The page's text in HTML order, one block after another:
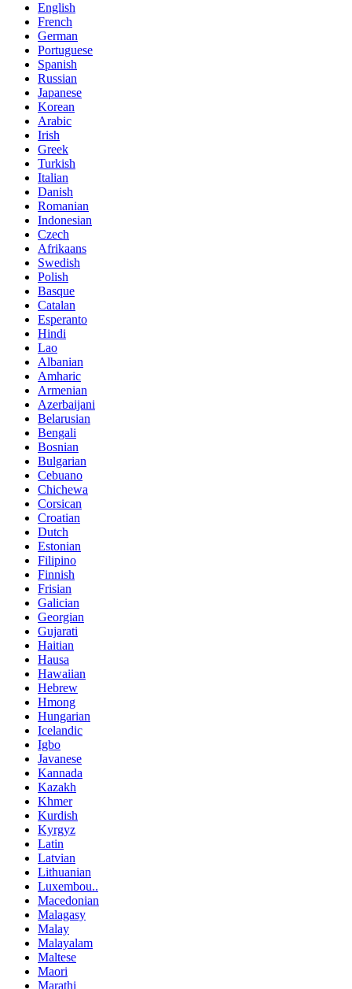
English
French
German
Portuguese
Spanish
Russian
Japanese
Korean
Arabic
Irish
Greek
Turkish
Italian
Danish
Romanian
Indonesian
Czech
Afrikaans
Swedish
Polish
Basque
Catalan
Esperanto
Hindi
Lao
Albanian
Amharic
Armenian
Azerbaijani
Belarusian
Bengali
Bosnian
Bulgarian
Cebuano
Chichewa
Corsican
Croatian
Dutch
Estonian
Filipino
Finnish
Frisian
Galician
Georgian
Gujarati
Haitian
Hausa
Hawaiian
Hebrew
Hmong
Hungarian
Icelandic
Igbo
Javanese
Kannada
Kazakh
Khmer
Kurdish
Kyrgyz
Latin
Latvian
Lithuanian
Luxembou..
Macedonian
Malagasy
Malay
Malayalam
Maltese
Maori
Marathi